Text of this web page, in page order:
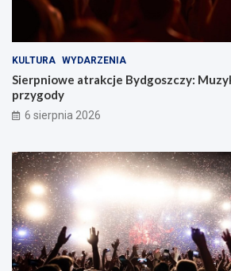
KULTURA WYDARZENIA
Sierpniowe atrakcje Bydgoszczy:
przygody
6 sierpnia 2026